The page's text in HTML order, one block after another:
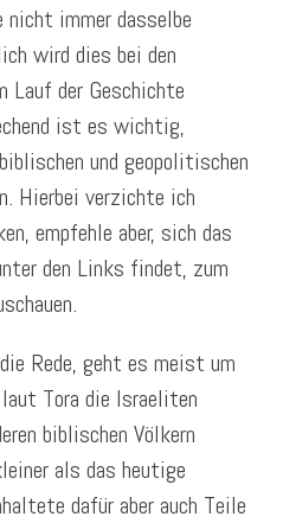
immer dasselbe
wird dies bei den
Lauf der Geschichte
ist es wichtig,
und geopolitischen
Hierbei verzichte ich
empfehle aber, sich das
den Links findet, zum
Rede, geht es meist um
Tora die Israeliten
biblischen Völkern
als das heutige
dafür aber auch Teile